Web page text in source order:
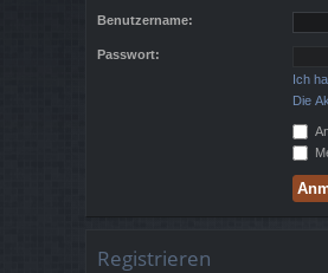
Benutzername:
Passwort:
Ich
Die
Registrieren